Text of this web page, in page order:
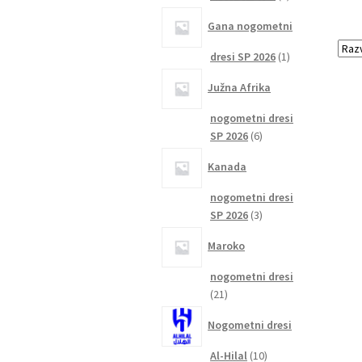
Gana nogometni
dresi SP 2026 11
Južna Afrika
nogometni dresi
SP 2026 66
Kanada
nogometni dresi
SP 2026 33
Maroko
nogometni dresi
2121
Nogometni dresi
Al-Hilal 1010